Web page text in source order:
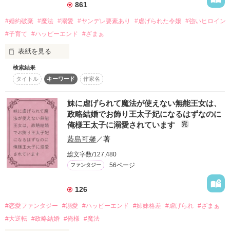
861
#婚約破棄 #魔法 #溺愛 #ヤンデレ要素あり #虐げられた令嬢 #強いヒロイン
#子育て
#ハッピーエンド #ざまぁ
表紙を見る
【コミカライズ決まりました！】
──今日はわたくしがすべてを捨てる日。
仮面をつけて参加する仮面舞踏会は、身元や顔を隠して参加で
きる秘密の社交場。
その招待状を握りしめて、シルヴィーは暗闇の中で怪しく光っ
ている建物を見上げながらゴクリと唾を飲み込んだ。
仮面をつけていなければ、今にも倒れてしまいそうなほどに緊
張している。
先ほどからシルヴィーの隣を楽しげに会話しながら通り過ぎて
いく男女は余裕があるように見えた。
（覚悟を決めましょう……わたしは明日から貴族ではなくなる
のだから）
検索結果
タイトル
キーワード 作家名
妹に虐げられて魔法が使えない無能王女は、
政略結婚でお飾り王太子妃になるはずなのに
俺様王太子に溺愛されています
完
藍島可馨 ／著
総文字数/127,480
ファンタジー 56ページ
126
#恋愛ファンタジー #溺愛 #ハッピーエンド #姉妹格差 #虐げられ #ざまぁ
#大逆転 #政略結婚 #俺様 #魔法